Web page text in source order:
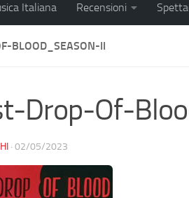
Italiana Recensioni
BLOOD_SEASON-II
Drop-Of-
· 02/05/2023